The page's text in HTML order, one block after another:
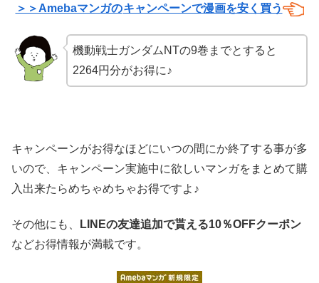
＞＞Amebaマンガのキャンペーンで漫画を安く買う
機動戦士ガンダムNTの9巻までとすると
2264円分がお得に♪
キャンペーンがお得なほどにいつの間にか終了する事が多
いので、キャンペーン実施中に欲しいマンガをまとめて購
入出来たらめちゃめちゃお得ですよ♪
その他にも、
LINEの友達追加で貰える10％OFFクーポン
などお得情報が満載です。